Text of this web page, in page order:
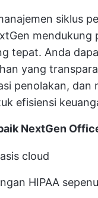
siklus
mendukung
tepat. Anda
yang
penolakan, dan
efisiensi
NextGen
cloud
HIPAA